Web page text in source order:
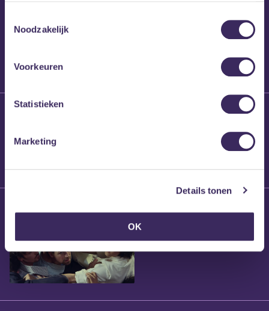
Noodzakelijk
Voorkeuren
Statistieken
Marketing
Details tonen
OK
Brennt Vanneste
Willem’s Blog: Ão